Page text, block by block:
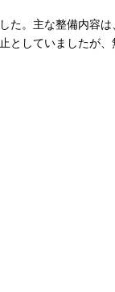
た。主な整備内容
としていましたが